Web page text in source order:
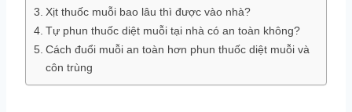
Xịt thuốc muỗi bao lâu thì được vào nhà?
Tự phun thuốc diệt muỗi tại nhà có an toàn không?
Cách đuổi muỗi an toàn hơn phun thuốc diệt muỗi và
côn trùng